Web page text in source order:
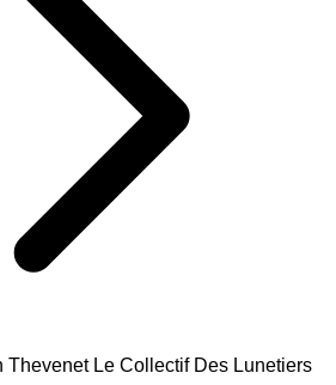
Thevenet Le Collectif Des Lunetiers